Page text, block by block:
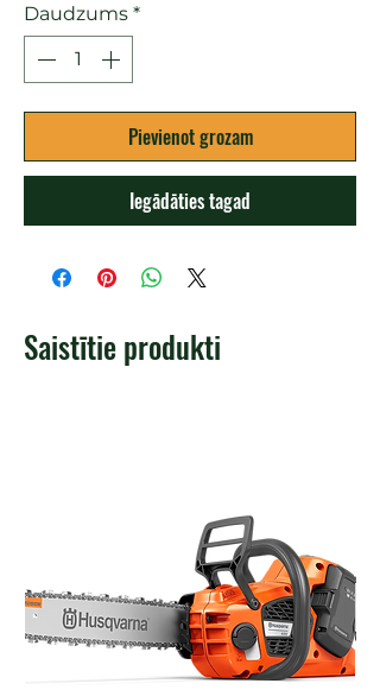
Daudzums *
Pievienot grozam
Iegādāties tagad
Saistītie produkti